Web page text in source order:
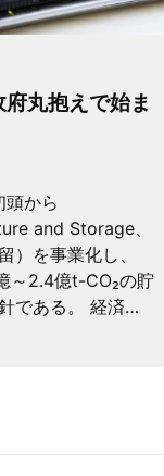
府丸抱えで始ま
から
and Storage、
）を事業化し、
～2.4億t-CO₂の貯
である。 経済…